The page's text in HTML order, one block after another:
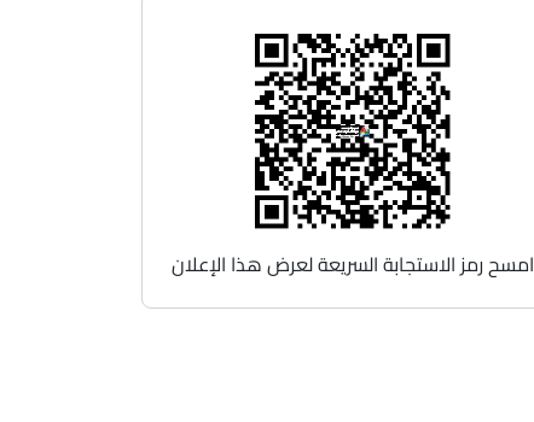
امسح رمز الاستجابة السريعة لعرض هذا الإعلان